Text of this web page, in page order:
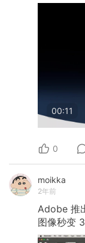
00:11
0
moikka
2年前
Adobe 推
图像秒变